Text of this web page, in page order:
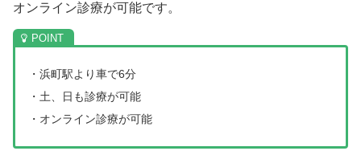
オンライン診療が可能です。
・浜町駅より車で6分
・土、日も診療が可能
・オンライン診療が可能